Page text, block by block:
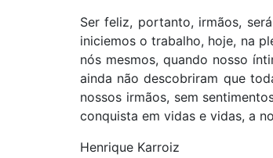
Ser feliz, portanto, irmãos,
iniciemos o trabalho, hoje, na
nós mesmos, quando nosso
ainda não descobriram que
nossos irmãos, sem
conquista em vidas e vidas, a
Henrique Karroiz